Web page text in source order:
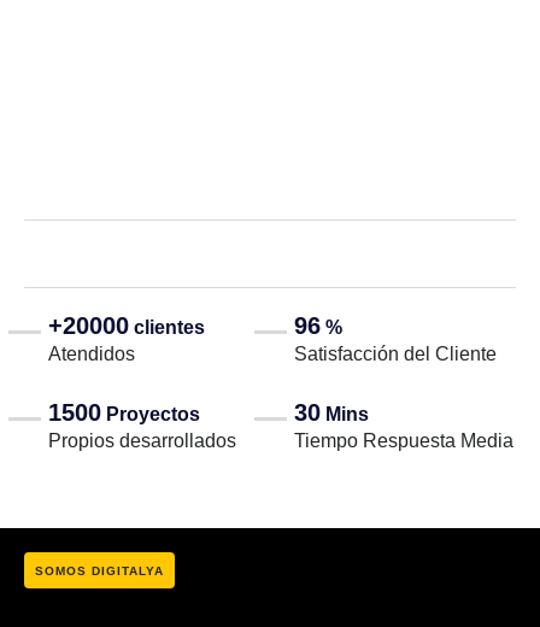
+20000 clientes
Atendidos
96 %
Satisfacción del Cliente
1500 Proyectos
Propios desarrollados
30 Mins
Tiempo Respuesta Media
SOMOS DIGITALYA